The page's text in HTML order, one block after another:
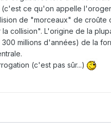
ce qu'on appelle
de "morceaux" de
collision". L'origine de la
millions d'années) de la
(c'est pas sûr...)